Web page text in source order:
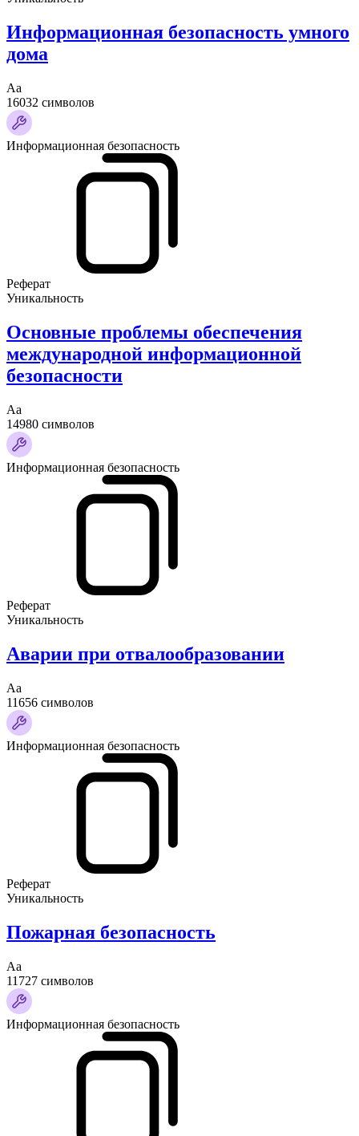
Информационная безопасность умного
дома
Аа
16032 символов
Информационная безопасность
Реферат
Уникальность
Основные проблемы обеспечения
международной информационной
безопасности
Аа
14980 символов
Информационная безопасность
Реферат
Уникальность
Аварии при отвалообразовании
Аа
11656 символов
Информационная безопасность
Реферат
Уникальность
Пожарная безопасность
Аа
11727 символов
Информационная безопасность